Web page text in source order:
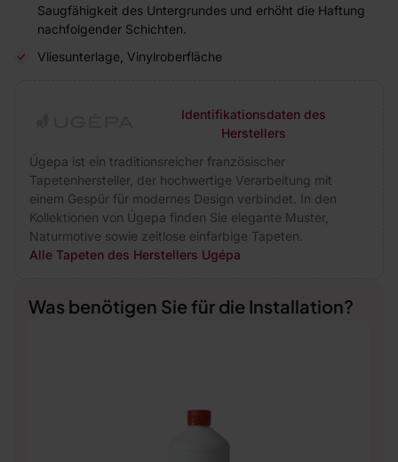
Saugfähigkeit des Untergrundes und erhöht die Haftung
nachfolgender Schichten.
Vliesunterlage, Vinylroberfläche
Identifikationsdaten des
Herstellers
Úgepa ist ein traditionsreicher französischer
Tapetenhersteller, der hochwertige Verarbeitung mit
einem Gespür für modernes Design verbindet. In den
Kollektionen von Úgepa finden Sie elegante Muster,
Naturmotive sowie zeitlose einfarbige Tapeten.
Alle Tapeten des Herstellers Ugépa
Was benötigen Sie für die Installation?